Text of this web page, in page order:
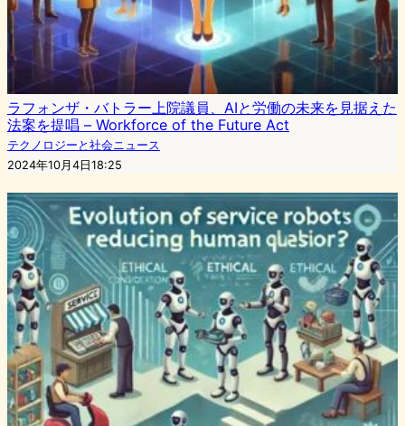
ラフォンザ・バトラー上院議員、AIと労働の未来を見据えた
法案を提唱 – Workforce of the Future Act
テクノロジーと社会ニュース
2024年10月4日18:25